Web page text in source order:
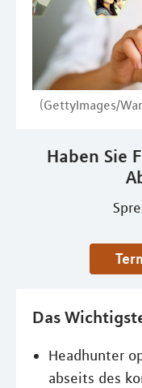
(GettyImages/
Haben Sie
Das
Headhunter
abseits des